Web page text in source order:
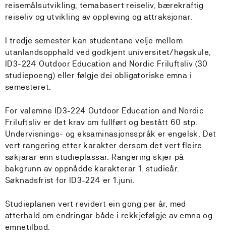
reisemålsutvikling, temabasert reiseliv, bærekraftig
reiseliv og utvikling av oppleving og attraksjonar.
I tredje semester kan studentane velje mellom
utanlandsopphald ved godkjent universitet/høgskule,
ID3-224 Outdoor Education and Nordic Friluftsliv (30
studiepoeng) eller følgje dei obligatoriske emna i
semesteret.
For valemne ID3-224 Outdoor Education and Nordic
Friluftsliv er det krav om fullført og bestått 60 stp.
Undervisnings- og eksaminasjonsspråk er engelsk. Det
vert rangering etter karakter dersom det vert fleire
søkjarar enn studieplassar. Rangering skjer på
bakgrunn av oppnådde karakterar 1. studieår.
Søknadsfrist for ID3-224 er 1.juni.
Studieplanen vert revidert ein gong per år, med
atterhald om endringar både i rekkjefølgje av emna og
emnetilbod.